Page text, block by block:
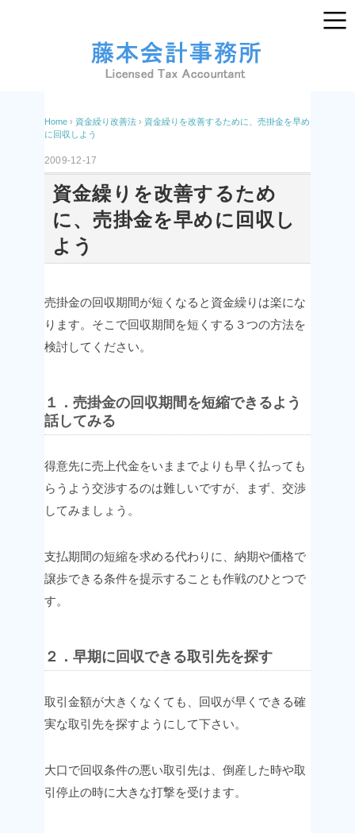
Home › 資金繰り改善法 › 資金繰りを改善するために、売掛金を早め
に回収しよう
2009-12-17
資金繰りを改善するため
に、売掛金を早めに回収し
よう
売掛金の回収期間が短くなると資金繰りは楽にな
ります。 そこで回収期間を短くする３つの方法を
検討してください。
１．売掛金の回収期間を短縮できるよう
話してみる
得意先に売上代金をいままでよりも早く払っても
らうよう 交渉するのは難しいですが、まず、交渉
してみましょう。
支払期間の短縮を求める代わりに、納期や価格で
譲歩できる条件を提示することも作戦のひとつで
す。
２．早期に回収できる取引先を探す
取引金額が大きくなくても、回収が早くできる確
実な取引先を探すようにして下さい。
大口で回収条件の悪い取引先は、倒産した時や取
引停止の時に大きな打撃を受けます。